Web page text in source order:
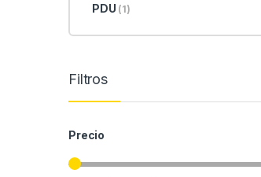
PDU (1)
Filtros
Precio